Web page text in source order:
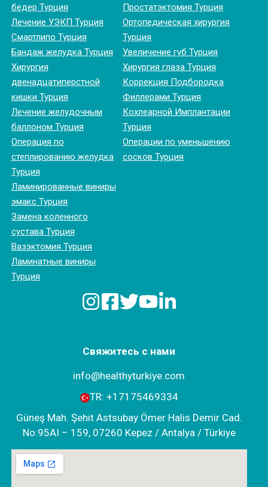
бедер Турция
Лечение УЭКП Турция
Смартлипо Турция
Бандаж желудка Турция
Хирургия
двенадцатиперстной
кишки Турция
Лечение желудочным
баллоном Турция
Операция по
степлированию желудка
Турция
Ламинированные виниры
эмакс Турция
Замена коленного
сустава Турция
Вазэктомия Турция
Ламинатные виниры
Турция
Простатэктомия Турция
Ортопедическая хирургия
Турция
Увеличение губ Турция
Хирургия глаза Турция
Коррекция Подбородка
Филлерами Турция
Кохлеарной Имплантации
Турция
Операции по уменьшению
сосков Турция
Свяжитесь с нами
info@healthyturkiye.com
TR: +‪17175469334‬
Güneş Mah. Şehit Astsubay Ömer Halis Demir Cad.
No:95AI – 159, 07260 Kepez / Antalya / Türkiye